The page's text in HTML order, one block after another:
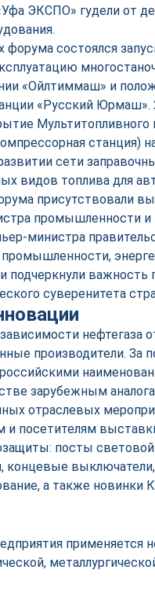
ЭКСПО» гудели от
состоялся
«Ойлтиммаш» и
«Русский Юрмаш».
станция)
сети
видов топлива для
присутствовали
промышленности и
министра
подчеркнули важность
суверенитета
нефтегаза
производители. За
зарубежным
отраслевых
и посетителям
посты световой
концевые
а также
применяется